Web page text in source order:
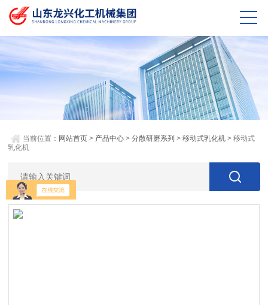
当前位置： 网站首页 > 产品中心 >分散研磨系列 >移动式乳化机 > 移动式
乳化机